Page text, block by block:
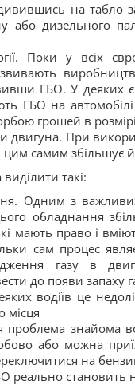
на табло
або дизельного
Поки у всіх
ГБО. У деяких
ГБО на
грошей в
двигуна. При
самим збільшує
такі:
Одним з
обладнання
які мають право і
сам процес
газу в
до появи запаху
водіїв це
місця
проблема знайома
або можна
на
реально становить